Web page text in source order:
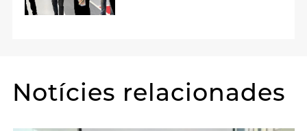
Notícies relacionades